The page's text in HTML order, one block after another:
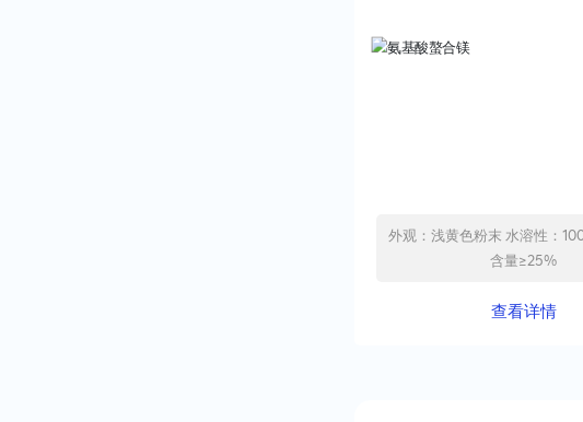
外观：浅黄色粉末 水溶性：100% 总氨基酸
含量≥25%
查看详情